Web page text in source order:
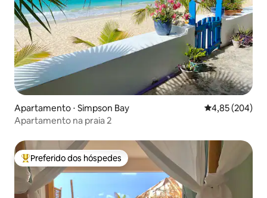
Apartamento ⋅ Simpson Bay 4,85 de uma
4,85 (204)
Apartamento na praia 2
Entre os melhores preferidos dos hóspedes
Preferido dos hóspedes